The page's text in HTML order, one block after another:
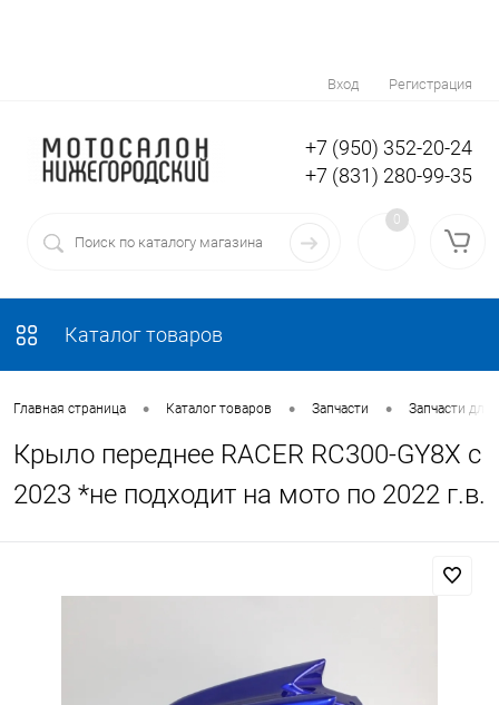
Вход Регистрация
+7 (950) 352-20-24
+7 (831) 280-99-35
0
Каталог товаров
Главная страница • Каталог товаров • Запчасти • Запчасти для
Крыло переднее RACER RC300-GY8X с
2023 *не подходит на мото по 2022 г.в.